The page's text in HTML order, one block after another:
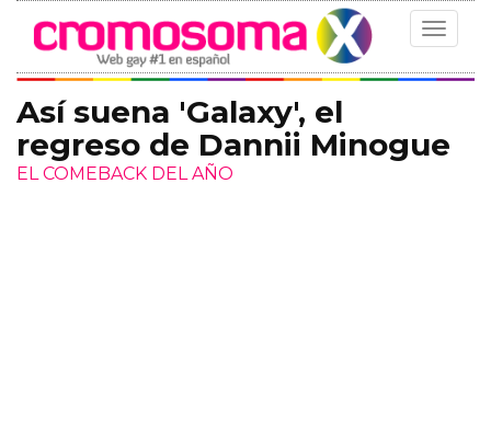
Toggle
Así suena 'Galaxy', el
regreso de Dannii Minogue
EL COMEBACK DEL AÑO